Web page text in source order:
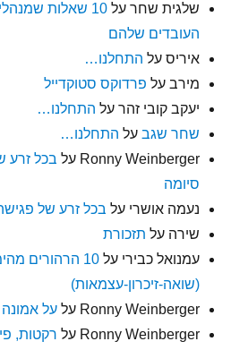
שלגית שחר על
10 שאלות
העובדים שלהם
איריס על התחלנו…
מירב על פרדוקס סטוקדייל
יעקב קובי זהר על התחלנו…
שחר שגב על התחלנו…
Ronny Weinberger על בכל זרע
סיומה
נעמה אושרי על בכל זרע של
שירה על תזכורת
עמנואל כבירי על
10 הרהורים
(שואה-זיכרון-עצמאות)
Ronny Weinberger עלעל אמונה
Ronny Weinberger על רקטות,